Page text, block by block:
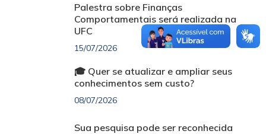
Palestra sobre Finanças
Comportamentais será realizada na
UFC
15/07/2026
🎓 Quer se atualizar e ampliar seus
conhecimentos sem custo?
08/07/2026
Sua pesquisa pode ser reconhecida